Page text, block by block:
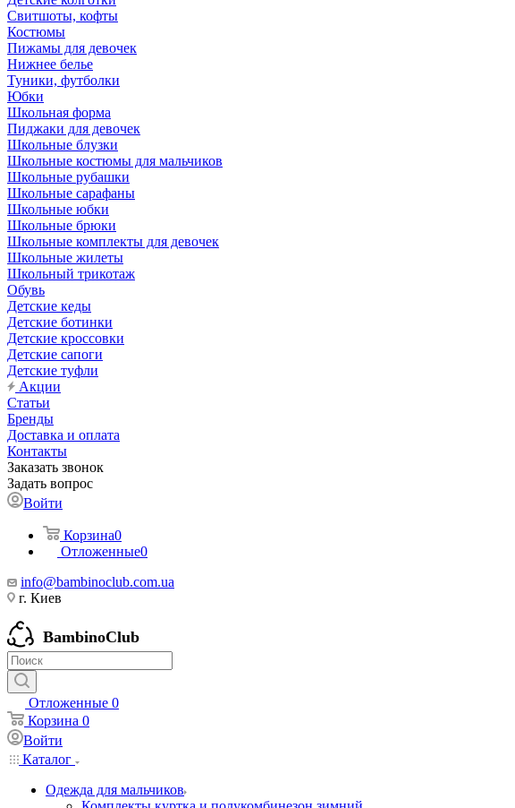
Свитшоты, кофты
Костюмы
Пижамы для девочек
Нижнее белье
Туники, футболки
Юбки
Школьная форма
Пиджаки для девочек
Школьные блузки
Школьные костюмы для мальчиков
Школьные рубашки
Школьные сарафаны
Школьные юбки
Школьные брюки
Школьные комплекты для девочек
Школьные жилеты
Школьный трикотаж
Обувь
Детские кеды
Детские ботинки
Детские кроссовки
Детские сапоги
Детские туфли
Акции
Статьи
Бренды
Доставка и оплата
Контакты
Заказать звонок
Задать вопрос
Войти
Корзина0
Отложенные0
info@bambinoclub.com.ua
г. Киев
BambinoClub
Отложенные 0
Корзина 0
Войти
Каталог
Одежда для мальчиков